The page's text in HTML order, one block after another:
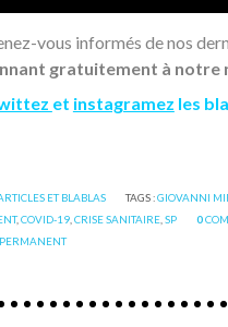
vous informés de nos
gratuitement à notre
et instagramez les
ET BLABLAS TAGS :GIOVANNI
,COVID-19 ,CRISE SANITAIRE ,SP 0